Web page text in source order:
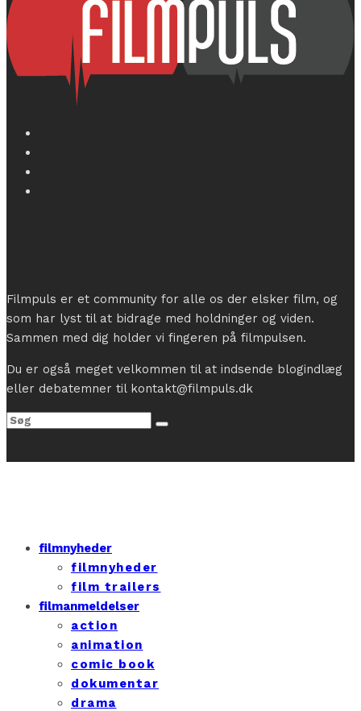
Filmpuls er et community for alle os der elsker film, og
som har lyst til at bidrage med holdninger og viden.
Sammen med dig holder vi fingeren på filmpulsen.
Du er også meget velkommen til at indsende blogindlæg
eller debatemner til kontakt@filmpuls.dk
filmnyheder
filmnyheder
film trailers
filmanmeldelser
action
animation
comic book
dokumentar
drama